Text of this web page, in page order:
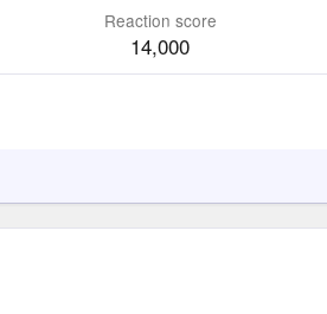
Reaction score
14,000